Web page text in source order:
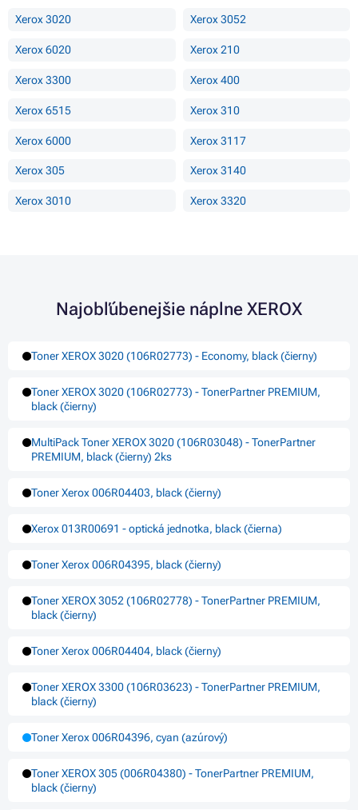
Xerox 3020 Xerox 3052
Xerox 6020 Xerox 210
Xerox 3300 Xerox 400
Xerox 6515 Xerox 310
Xerox 6000 Xerox 3117
Xerox 305 Xerox 3140
Xerox 3010 Xerox 3320
Najobľúbenejšie náplne XEROX
Toner XEROX 3020 (106R02773) - Economy, black (čierny)
Toner XEROX 3020 (106R02773) - TonerPartner PREMIUM,
black (čierny)
MultiPack Toner XEROX 3020 (106R03048) - TonerPartner
PREMIUM, black (čierny) 2ks
Toner Xerox 006R04403, black (čierny)
Xerox 013R00691 - optická jednotka, black (čierna)
Toner Xerox 006R04395, black (čierny)
Toner XEROX 3052 (106R02778) - TonerPartner PREMIUM,
black (čierny)
Toner Xerox 006R04404, black (čierny)
Toner XEROX 3300 (106R03623) - TonerPartner PREMIUM,
black (čierny)
Toner Xerox 006R04396, cyan (azúrový)
Toner XEROX 305 (006R04380) - TonerPartner PREMIUM,
black (čierny)